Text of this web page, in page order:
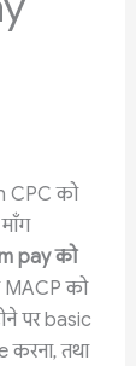
CPC को
pay को
को
पर basic
करना, तथा